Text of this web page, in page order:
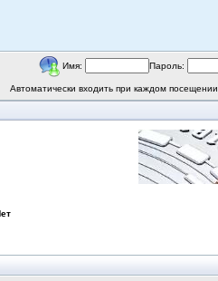
Имя: Пароль:
Автоматически входить при каждом посещении